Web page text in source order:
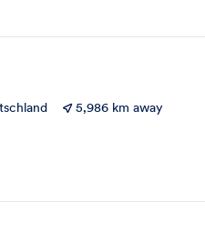
5,986 km away